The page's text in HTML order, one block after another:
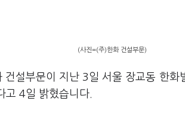
(사진=(주)한화 건설부문)
건설부문이 지난 3일 서울 장교동 한
고 4일 밝혔습니다.